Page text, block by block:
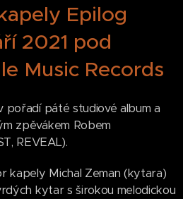
Epilog
2021 pod
Music Records
pořadí páté studiové album a
zpěvákem Robem
REVEAL).
kapely Michal Zeman (kytara)
kytar s širokou melodickou